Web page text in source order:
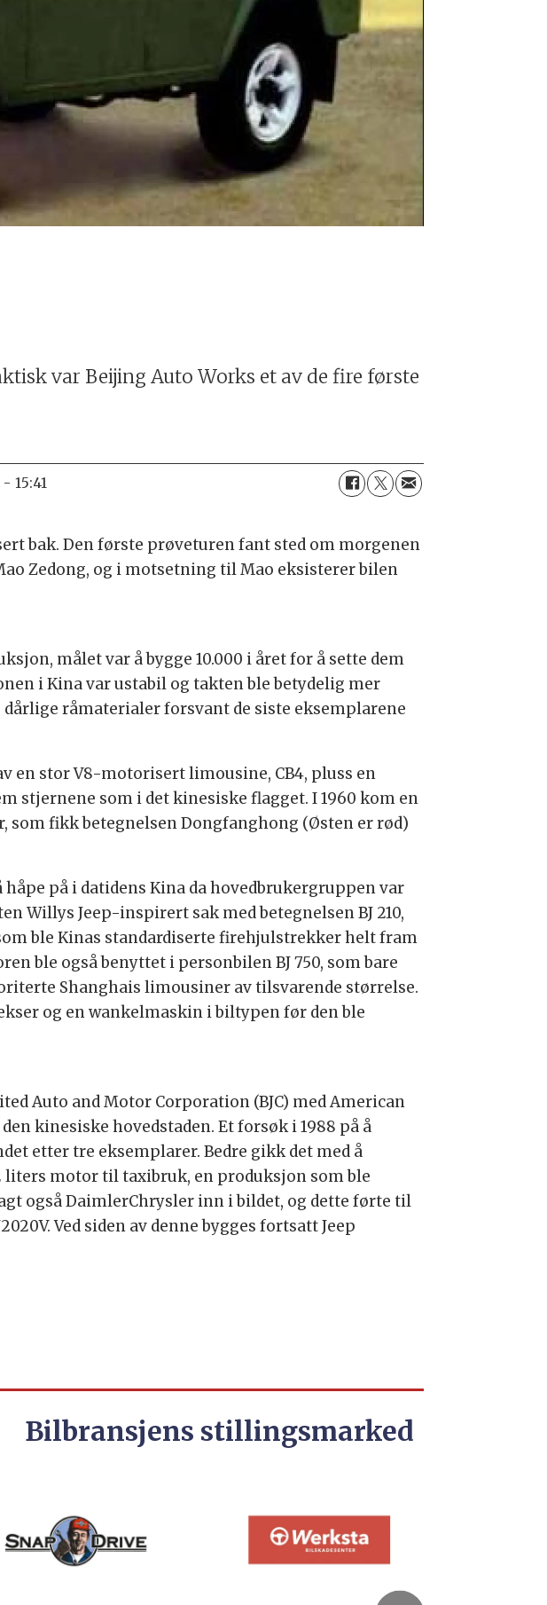
var Beijing Auto Works et av de fire første
15:41
bak. Den første prøveturen fant sted om morgenen
Zedong, og i motsetning til Mao eksisterer bilen
målet var å bygge 10.000 i året for å sette dem
i Kina var ustabil og takten ble betydelig mer
råmaterialer forsvant de siste eksemplarene
en stor V8-motorisert limousine, CB4, pluss en
stjernene som i det kinesiske flagget. I 1960 kom en
fikk betegnelsen Dongfanghong (Østen er rød)
på i datidens Kina da hovedbrukergruppen var
Willys Jeep-inspirert sak med betegnelsen BJ 210,
ble Kinas standardiserte firehjulstrekker helt fram
ble også benyttet i personbilen BJ 750, som bare
Shanghais limousiner av tilsvarende størrelse.
og en wankelmaskin i biltypen før den ble
Auto and Motor Corporation (BJC) med American
kinesiske hovedstaden. Et forsøk i 1988 på å
etter tre eksemplarer. Bedre gikk det med å
liters motor til taxibruk, en produksjon som ble
også DaimlerChrysler inn i bildet, og dette førte til
Ved siden av denne bygges fortsatt Jeep
Bilbransjens stillingsmarked